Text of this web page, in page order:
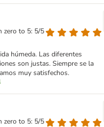
zero to 5: 5/5
húmeda. Las diferentes
son justas. Siempre se la
muy satisfechos.
zero to 5: 5/5